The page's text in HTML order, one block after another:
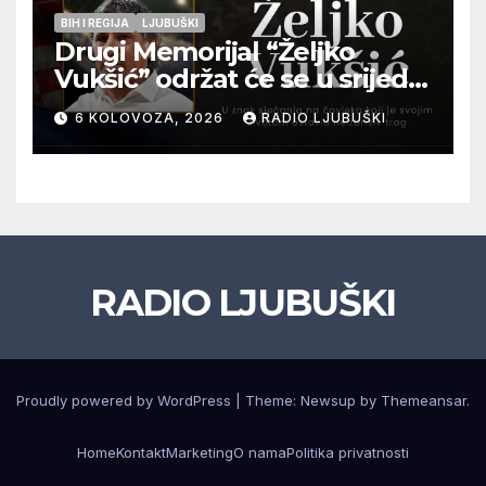
BIH I REGIJA LJUBUŠKI
Drugi Memorijal “Željko
Vukšić” održat će se u srijedu
12. kolovoza u Otoku
6 KOLOVOZA, 2026 RADIO LJUBUŠKI
RADIO LJUBUŠKI
Proudly powered by WordPress Theme: Newsup by Themeansar.
HomeKontaktMarketingO namaPolitika privatnosti